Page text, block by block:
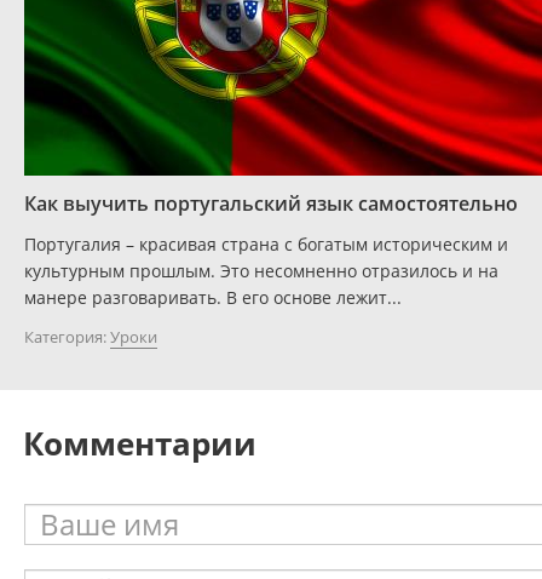
Как выучить португальский язык самостоятельно
Португалия – красивая страна с богатым историческим и
культурным прошлым. Это несомненно отразилось и на
манере разговаривать. В его основе лежит...
Категория:Уроки
Комментарии